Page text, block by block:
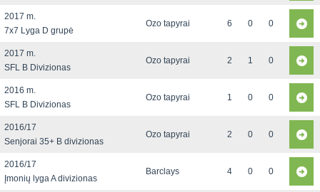
2017 m.
7x7 Lyga D grupė
Ozo tapyrai 6 0 0
2017 m.
SFL B Divizionas
Ozo tapyrai 2 1 0
2016 m.
SFL B Divizionas
Ozo tapyrai 1 0 0
2016/17
Senjorai 35+ B divizionas
Ozo tapyrai 2 0 0
2016/17
Įmonių lyga A divizionas
Barclays 4 0 0